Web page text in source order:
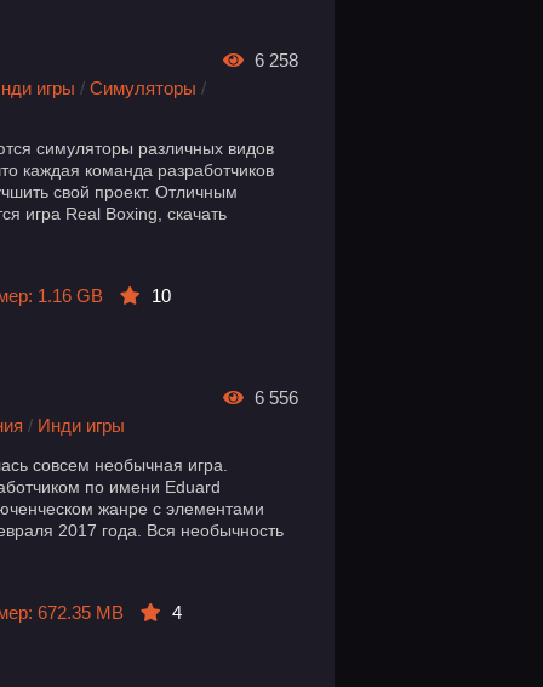
игры /Симуляторы /
симуляторы различных видов
каждая команда разработчиков
свой проект. Отличным
игра Real Boxing, скачать
1.16 GB 10
6 258
/ Инди игры
совсем необычная игра.
по имени Eduard
жанре с элементами
2017 года. Вся необычность
672.35 MB 4
6 556